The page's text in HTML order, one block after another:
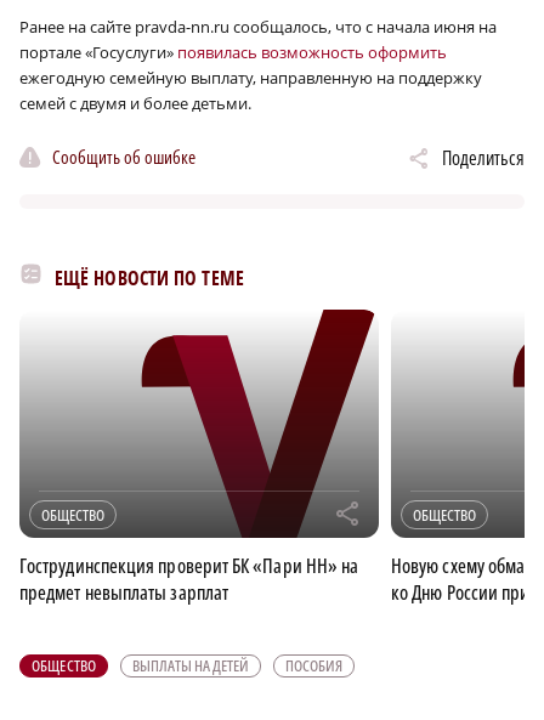
Ранее на сайте pravda-nn.ru сообщалось, что с начала июня на
портале «Госуслуги» появилась возможность оформить
ежегодную семейную выплату, направленную на поддержку
семей с двумя и более детьми.
Сообщить об ошибке Поделиться
ЕЩЁ НОВОСТИ ПО ТЕМЕ
ОБЩЕСТВО r
Гострудинспекция проверит БК «Пари НН» на
предмет невыплаты зарплат
ОБЩЕСТВО
Новую схему
ко Дню России
ОБЩЕСТВО ВЫПЛАТЫ НА ДЕТЕЙ ПОСОБИЯ